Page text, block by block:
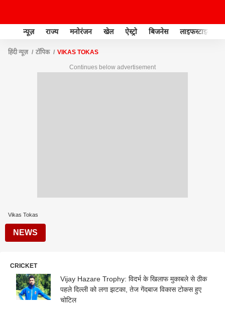
न्यूज़ राज्य मनोरंजन खेल ऐस्ट्रो बिजनेस लाइफस्टाइल
हिंदी न्यूज़ टॉपिक VIKAS TOKAS
Continues below advertisement
Vikas Tokas
NEWS
CRICKET
Vijay Hazare Trophy: विदर्भ के खिलाफ मुकाबले से ठीक
पहले दिल्ली को लगा झटका, तेज गेंदबाज विकास टोकस हुए
चोटिल